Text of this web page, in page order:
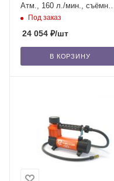
Атм., 160 л./мин., съёмный
шланг 8 м
Под заказ
24 054 ₽/шт
В КОРЗИНУ